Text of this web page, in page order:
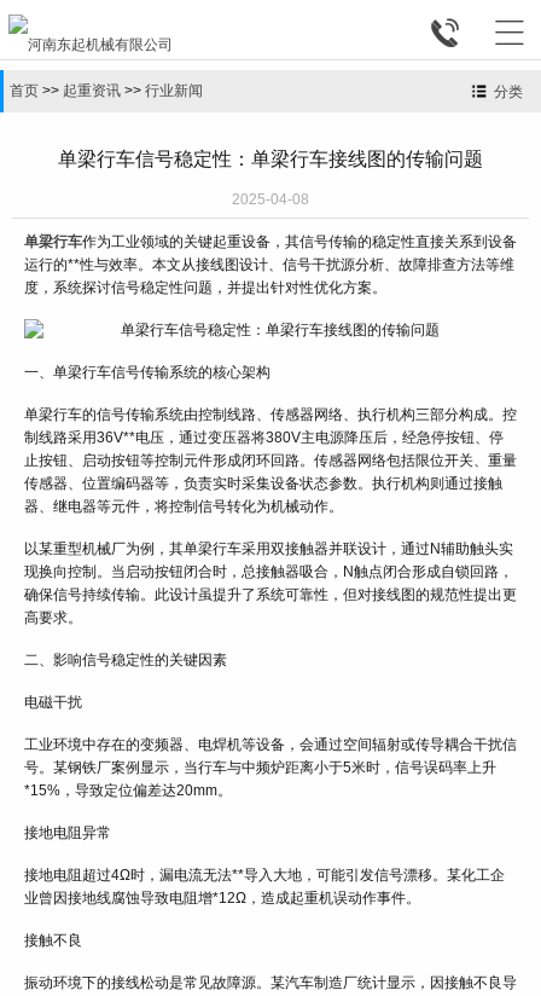


分类
首页 >> 起重资讯 >> 行业新闻
单梁行车信号稳定性：单梁行车接线图的传输问题
2025-04-08
单梁行车作为工业领域的关键起重设备，其信号传输的稳定性直接关系到设备
运行的**性与效率。本文从接线图设计、信号干扰源分析、故障排查方法等维
度，系统探讨信号稳定性问题，并提出针对性优化方案。
一、单梁行车信号传输系统的核心架构
单梁行车的信号传输系统由控制线路、传感器网络、执行机构三部分构成。控
制线路采用36V**电压，通过变压器将380V主电源降压后，经急停按钮、停
止按钮、启动按钮等控制元件形成闭环回路。传感器网络包括限位开关、重量
传感器、位置编码器等，负责实时采集设备状态参数。执行机构则通过接触
器、继电器等元件，将控制信号转化为机械动作。
以某重型机械厂为例，其单梁行车采用双接触器并联设计，通过N辅助触头实
现换向控制。当启动按钮闭合时，总接触器吸合，N触点闭合形成自锁回路，
确保信号持续传输。此设计虽提升了系统可靠性，但对接线图的规范性提出更
高要求。
二、影响信号稳定性的关键因素
电磁干扰
工业环境中存在的变频器、电焊机等设备，会通过空间辐射或传导耦合干扰信
号。某钢铁厂案例显示，当行车与中频炉距离小于5米时，信号误码率上升
*15%，导致定位偏差达20mm。
接地电阻异常
接地电阻超过4Ω时，漏电流无法**导入大地，可能引发信号漂移。某化工企
业曾因接地线腐蚀导致电阻增*12Ω，造成起重机误动作事件。
接触不良
振动环境下的接线松动是常见故障源。某汽车制造厂统计显示，因接触不良导